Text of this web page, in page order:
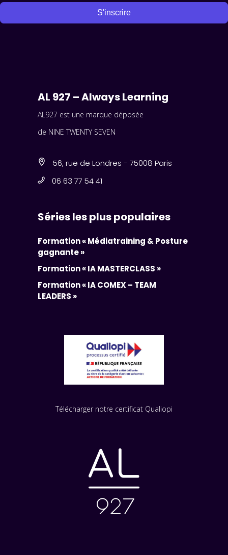
S'inscrire
AL 927 – Always Learning
AL927 est une marque déposée
de NINE TWENTY SEVEN
56, rue de Londres - 75008 Paris
06 63 77 54 41
Séries les plus populaires
Formation « Médiatraining & Posture
gagnante »
Formation « IA MASTERCLASS »
Formation « IA COMEX – TEAM
LEADERS »
Télécharger notre certificat Qualiopi